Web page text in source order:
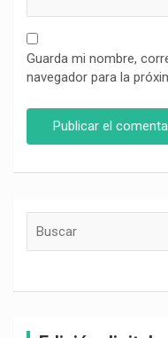
Guarda mi nombre,
navegador para la